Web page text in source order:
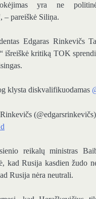
yra ne
– pareiškė Siliņa.
Edgaras Rinkevičs
išreiškė kritiką TOK
klysta diskvalifikuodamas
(@edgarsrinkevičs)
reikalų ministras
kad Rusija kasdien žudo
Rusija nėra neutrali.